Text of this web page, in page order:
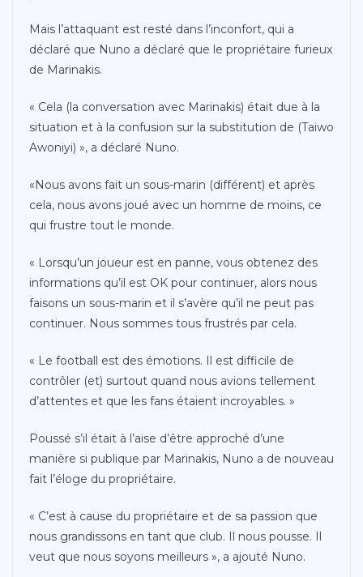
Mais l’attaquant est resté dans l’inconfort, qui a
déclaré que Nuno a déclaré que le propriétaire furieux
de Marinakis.
« Cela (la conversation avec Marinakis) était due à la
situation et à la confusion sur la substitution de (Taiwo
Awoniyi) », a déclaré Nuno.
«Nous avons fait un sous-marin (différent) et après
cela, nous avons joué avec un homme de moins, ce
qui frustre tout le monde.
« Lorsqu’un joueur est en panne, vous obtenez des
informations qu’il est OK pour continuer, alors nous
faisons un sous-marin et il s’avère qu’il ne peut pas
continuer. Nous sommes tous frustrés par cela.
« Le football est des émotions. Il est difficile de
contrôler (et) surtout quand nous avions tellement
d’attentes et que les fans étaient incroyables. »
Poussé s’il était à l’aise d’être approché d’une
manière si publique par Marinakis, Nuno a de nouveau
fait l’éloge du propriétaire.
« C’est à cause du propriétaire et de sa passion que
nous grandissons en tant que club. Il nous pousse. Il
veut que nous soyons meilleurs », a ajouté Nuno.